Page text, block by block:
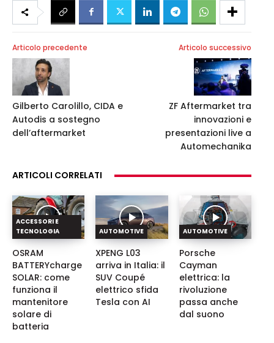
Articolo precedente
Gilberto Carolillo, CIDA e
Autodis a sostegno
dell’aftermarket
Articolo successivo
ZF Aftermarket tra
innovazioni e
presentazioni live a
Automechanika
ARTICOLI CORRELATI
ACCESSORI E
TECNOLOGIA
OSRAM
BATTERYcharge
SOLAR: come
funziona il
mantenitore
solare di
batteria
AUTOMOTIVE
XPENG L03
arriva in Italia: il
SUV Coupé
elettrico sfida
Tesla con AI
AUTOMOTIVE
Porsche
Cayman
elettrica: la
rivoluzione
passa anche
dal suono